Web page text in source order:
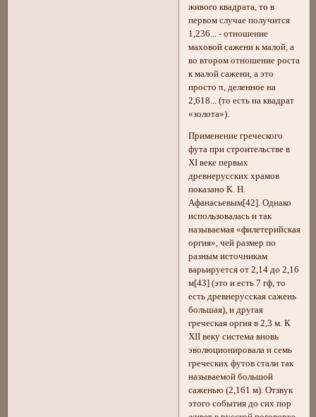
живого квадрата, то в
первом случае получится
1,236... - отношение
маховой сажени к малой, а
во втором отношение роста
к малой сажени, а это
просто π, деленное на
2,618... (то есть на квадрат
«золота»).
Применение греческого
фута при строительстве в
ХI веке первых
древнерусских храмов
показано К. Н.
Афанасьевым[42]. Однако
использовалась и так
называемая «филетерийская
оргия», чей размер по
разным источникам
варьируется от 2,14 до 2,16
м[43] (это и есть 7 гф, то
есть древнерусская сажень
большая), и другая
греческая оргия в 2,3 м. К
ХII веку система вновь
эволюционировала и семь
греческих футов стали так
называемой большой
саженью (2,161 м). Отзвук
этого события до сих пор